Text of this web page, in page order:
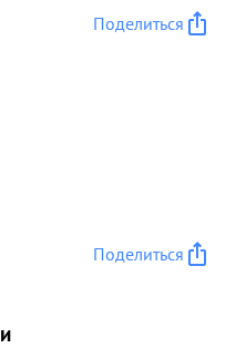
Поделиться
Поделиться